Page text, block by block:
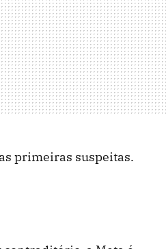
primeiras suspeitas.